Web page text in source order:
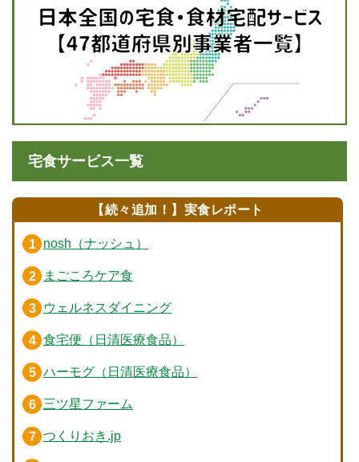
宅食サービス一覧
【続々追加！】実食レポート
nosh（ナッシュ）
まごころケア食
ウェルネスダイニング
食宅便（日清医療食品）
ハーモグ（日清医療食品）
三ツ星ファーム
つくりおき.jp